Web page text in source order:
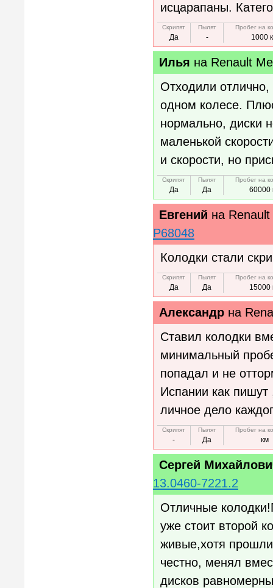
исцарапаны.
Скрипят
Да
Пылят
-
Пробег на
1000
Илья на Renault
Отxодили
одном колесе.
нормально, диски
маленькой
и скорости, но
Скрипят
Да
Пылят
Да
Пробег на
60000
Евгений на
P68048
Колодки стали
Скрипят
Да
Пылят
Да
Пробег на
15000
Александр на
Ставил колодки
минимальный
попадал и не
Испании как
личное дело
Скрипят
-
Пылят
Да
Пробег на
км
Сергей
13.0460-7221.2
Отличные
уже стоит второй
живые,хотя
честно, менял
дисков